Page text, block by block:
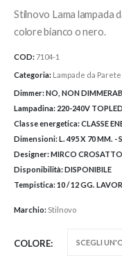
era:
Stilnovo Lama lampada
colore bianco o nero.
COD:7104-1
Categoria: Lampade da Parete
Dimmer:NO, NON
Lampadina: 220-240V
Classe energetica:CLASSE
Dimensioni:L. 495 X 70 MM. -
Designer:MIRCO CROSATTO
Disponibilità:DISPONIBILE
Tempistica:10 / 12 GG.
Marchio: Stilnovo
COLORE